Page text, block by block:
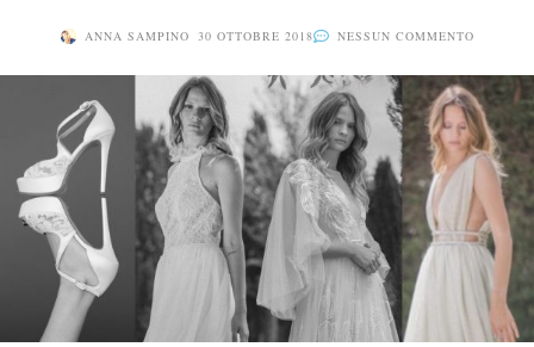
ANNA SAMPINO 30 OTTOBRE 2018 NESSUN COMMENTO